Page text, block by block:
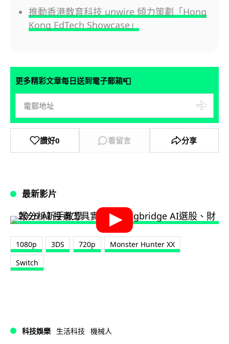
推動香港教育科技 unwire 傾力策劃「Hong
Kong EdTech Showcase」
更多精彩文章每日送到電子郵箱📮
讚好0 看留言 分享
最新影片
1080p 3DS 720p
Monster Hunter XX
Switch
科技娛樂 生活科技 機械人